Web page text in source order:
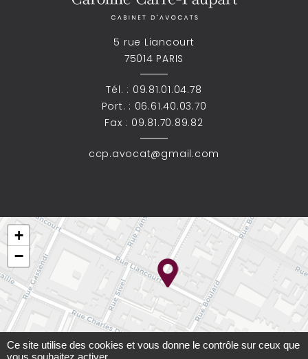
5 rue Liancourt
75014 PARIS
Tél. : 09.81.01.04.78
Port. : 06.61.40.03.70
Fax : 09.81.70.89.82
ccp.avocat@gmail.com
+
−
Ce site utilise des cookies et vous donne le contrôle sur ceux que
vous souhaitez activer